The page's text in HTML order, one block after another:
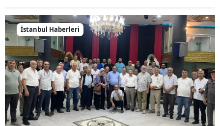
İstanbul Haberleri